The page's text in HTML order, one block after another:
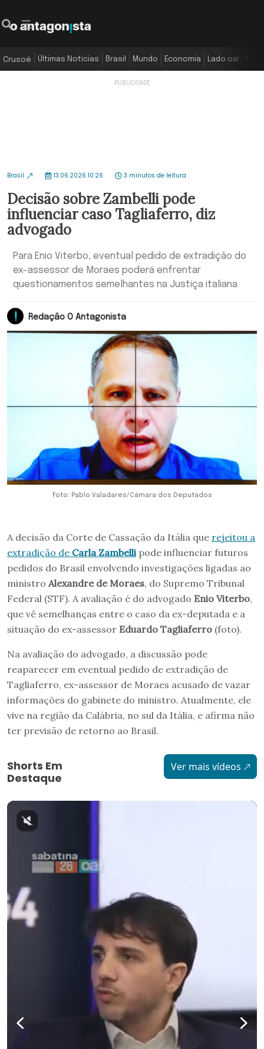
Crusoé Últimas Notícias Brasil Mundo Economia Lado oa!
Brasil 13.06.2026 10:26 3 minutos de leitura
Decisão sobre Zambelli pode
influenciar caso Tagliaferro, diz
advogado
Para Enio Viterbo, eventual pedido de extradição do
ex-assessor de Moraes poderá enfrentar
questionamentos semelhantes na Justiça italiana
Redação O Antagonista
Foto: Pablo Valadares/Câmara dos Deputados
A decisão da Corte de Cassação da Itália que rejeitou a
extradição de Carla Zambellipode influenciar futuros
pedidos do Brasil envolvendo investigações ligadas ao
ministro Alexandre de Moraes, do Supremo Tribunal
Federal (STF). A avaliação é do advogado Enio Viterbo,
que vê semelhanças entre o caso da ex-deputada e a
situação do ex-assessor Eduardo Tagliaferro (foto).
Na avaliação do advogado, a discussão pode
reaparecer em eventual pedido de extradição de
Tagliaferro, ex-assessor de Moraes acusado de vazar
informações do gabinete do ministro. Atualmente, ele
vive na região da Calábria, no sul da Itália, e afirma não
ter previsão de retorno ao Brasil.
Shorts Em
Destaque
Ver mais vídeos